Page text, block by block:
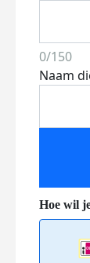
0/150
Naam